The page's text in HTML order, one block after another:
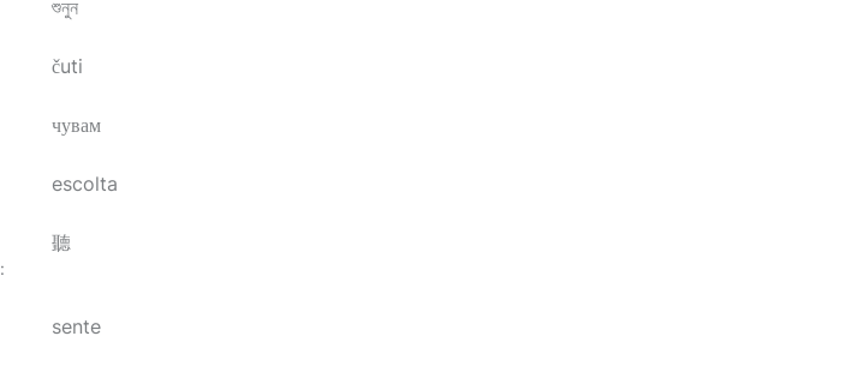
শুনুন
čuti
чувам
escolta
:
聽
sente